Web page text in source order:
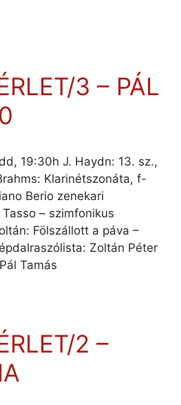
3 – PÁL
19:30h J. Haydn: 13. sz.,
Klarinétszonáta, f-
Berio zenekari
– szimfonikus
Fölszállott a páva –
Zoltán Péter
Tamás
2 –